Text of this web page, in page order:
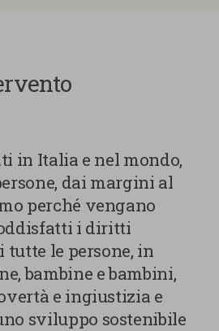
in Italia e nel mondo,
dai margini al
perché vengano
i diritti
le persone, in
bambine e bambini,
e ingiustizia e
sviluppo sostenibile